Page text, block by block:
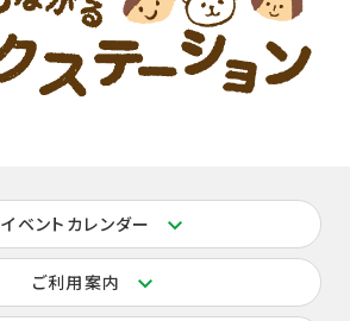
イベントカレンダー
ご利用案内